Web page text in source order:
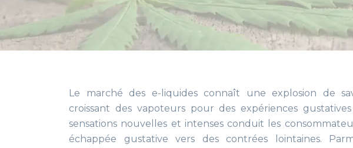
Le marché des e-liquides connaît une explosion de
croissant des vapoteurs pour des expériences
sensations nouvelles et intenses conduit les
échappée gustative vers des contrées lointaines.